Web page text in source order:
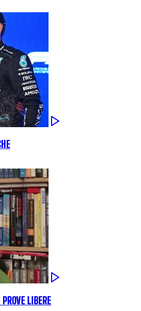
LIBERE